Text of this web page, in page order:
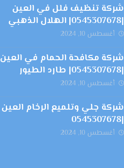
شركة تنظيف فلل في العين
|0545307678| الهلال الذهبي
أغسطس 10, 2024
شركة مكافحة الحمام في العين
|0545307678| طارد الطيور
أغسطس 10, 2024
شركة جلي وتلميع الرخام العين
|0545307678
أغسطس 10, 2024